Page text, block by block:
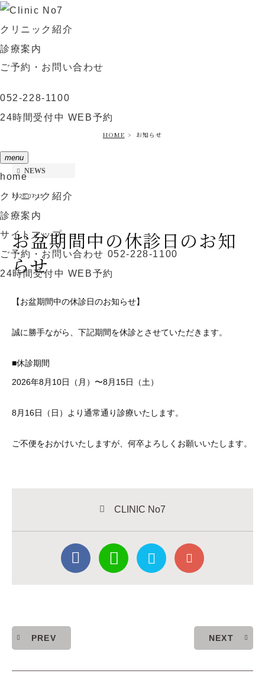
クリニック紹介
診療案内
ご予約・お問い合わせ
052-228-1100
24時間受付中 WEB予約
menu
home
クリニック紹介
診療案内
サイトマップ
ご予約・お問い合わせ 052-228-1100
24時間受付中 WEB予約
お知らせ
HOME お知らせ
NEWS
2026.07.15
お盆期間中の休診日のお知
らせ
【お盆期間中の休診日のお知らせ】
誠に勝手ながら、下記期間を休診とさせていただきます。
■休診期間
2026年8月10日（月）〜8月15日（土）
8月16日（日）より通常通り診療いたします。
ご不便をおかけいたしますが、何卒よろしくお願いいたします。
CLINIC No7
PREV NEXT